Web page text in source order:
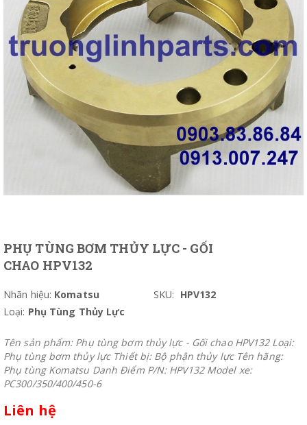
PHỤ TÙNG BƠM THỦY LỰC - GỐI
CHAO HPV132
Nhãn hiệu: Komatsu SKU: HPV132
Loại: Phụ Tùng Thủy Lực
Tên sản phẩm: Phụ tùng bơm thủy lực - Gối chao HPV132 Loại:
Phụ tùng bơm thủy lực Thiết bị: Bộ phận thủy lực Tên hãng:
Phụ tùng Komatsu Danh Điểm P/N: HPV132 Model xe:
PC300/350/400/450-6
Liên hệ